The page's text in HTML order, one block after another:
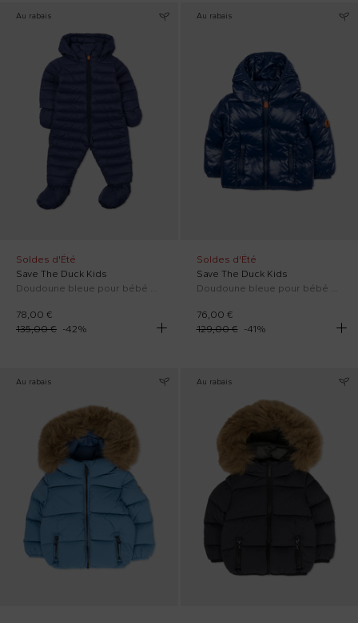
Au rabais
Soldes d'Été
Save The Duck Kids
Doudoune bleue pour bébé garçon avec logo
78,00 €
135,00 € -42%
Au rabais
Soldes d'Été
Save The Duck Kids
Doudoune bleue pour bébé garçon
76,00 €
129,00 €
-41%
Au rabais Au rabais